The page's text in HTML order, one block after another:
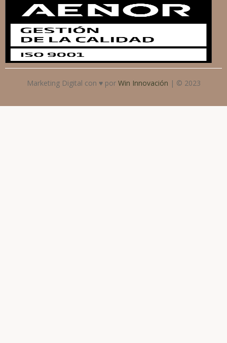
Marketing Digital con ♥ por Win Innovación | © 2023